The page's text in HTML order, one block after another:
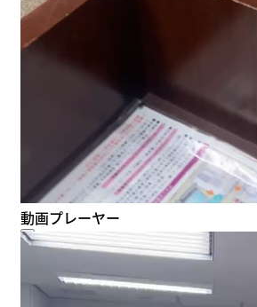
00:00
00:00
動画プレーヤー